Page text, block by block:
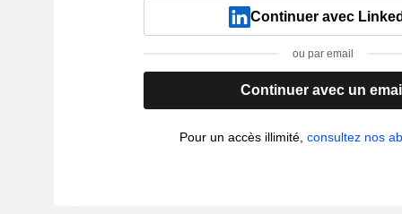
Continuer avec
ou par email
Continuer avec un email
Pour un accès illimité,consultez nos